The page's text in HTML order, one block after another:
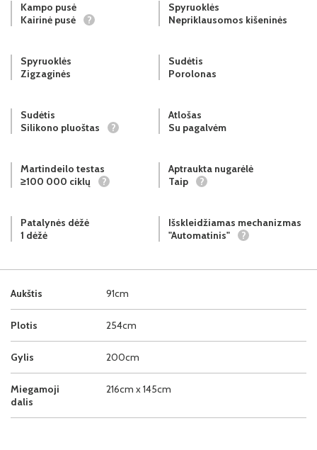
Aukštis 91cm
Plotis 254cm
Gylis 200cm
Miegamoji
dalis
216cm x 145cm
Kampo pusė
Kairinė pusė
?
Spyruoklės
Nepriklausomos kišeninės
Spyruoklės
Zigzaginės
Sudėtis
Porolonas
Sudėtis
Silikono pluoštas
?
Atlošas
Su pagalvėm
Martindeilo testas
≥100 000 ciklų
?
Aptraukta nugarėlė
Taip
?
Patalynės dėžė
1 dėžė
Išskleidžiamas mechanizmas
"Automatinis"
?